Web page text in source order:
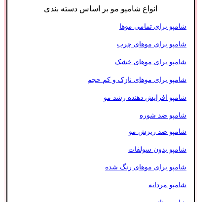
انواع شامپو مو بر اساس دسته بندی
شامپو برای تمامی موها
شامپو برای موهای چرب
شامپو برای موهای خشک
شامپو برای موهای نازک و کم حجم
شامپو افزایش دهنده رشد مو
شامپو ضد شوره
شامپو ضد ریزش مو
شامپو بدون سولفات
شامپو برای موهای رنگ شده
شامپو مردانه